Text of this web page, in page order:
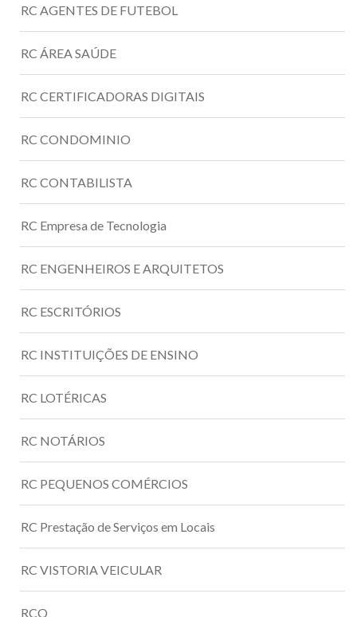
RC AGENTES DE FUTEBOL
RC ÁREA SAÚDE
RC CERTIFICADORAS DIGITAIS
RC CONDOMINIO
RC CONTABILISTA
RC Empresa de Tecnologia
RC ENGENHEIROS E ARQUITETOS
RC ESCRITÓRIOS
RC INSTITUIÇÕES DE ENSINO
RC LOTÉRICAS
RC NOTÁRIOS
RC PEQUENOS COMÉRCIOS
RC Prestação de Serviços em Locais
RC VISTORIA VEICULAR
RCO